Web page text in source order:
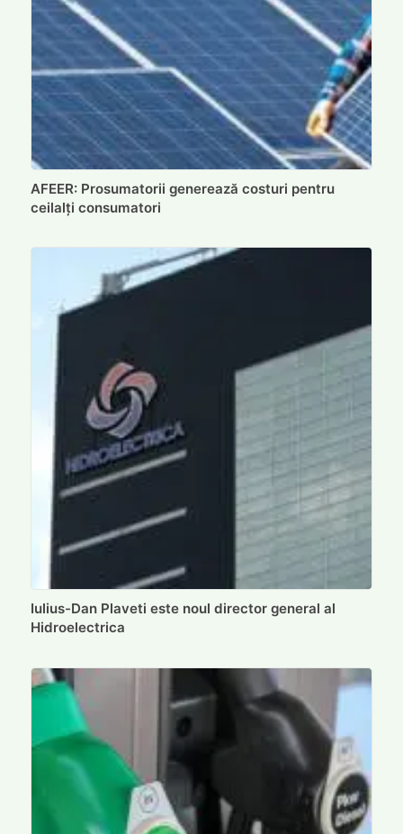
AFEER: Prosumatorii generează costuri pentru
ceilalți consumatori
Iulius-Dan Plaveti este noul director general al
Hidroelectrica